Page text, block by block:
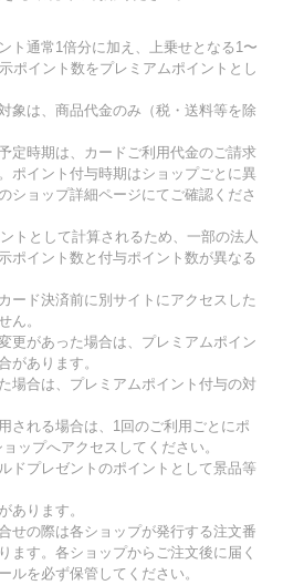
ト通常1倍分に加え、上乗せとなる1〜
ポイント数をプレミアムポイントとし
象は、商品代金のみ（税・送料等を除
定時期は、カードご利用代金のご請求
ポイント付与時期はショップごとに異
ショップ詳細ページにてご確認くださ
トとして計算されるため、一部の法人
ポイント数と付与ポイント数が異なる
ード決済前に別サイトにアクセスした
ん。
更があった場合は、プレミアムポイン
があります。
場合は、プレミアムポイント付与の対
される場合は、1回のご利用ごとにポ
ップへアクセスしてください。
ドプレゼントのポイントとして景品等
あります。
せの際は各ショップが発行する注文番
ます。各ショップからご注文後に届く
ルを必ず保管してください。